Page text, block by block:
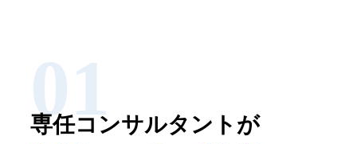
専任コンサルタントが